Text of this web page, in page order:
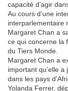
capacité d’agir
Au cours d’une
interparlementaire
Margaret Chan a
ce qui concerne la
du Tiers Monde.
Margaret Chan a
important qu’elle a
dans les pays
Yolanda Ferrer,